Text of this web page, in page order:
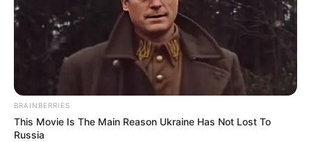
BRAINBERRIES
This Movie Is The Main Reason Ukraine Has Not Lost To
Russia